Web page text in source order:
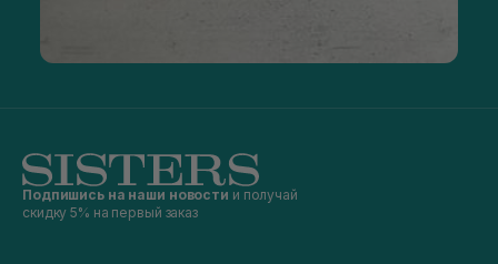
Подпишись на наши новости и получай
скидку 5% на первый заказ